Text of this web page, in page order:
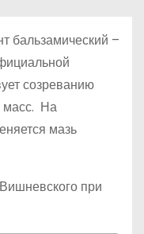
бальзамический –
созреванию
масс. На
мазь